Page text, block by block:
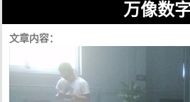
万像数
文章内容：